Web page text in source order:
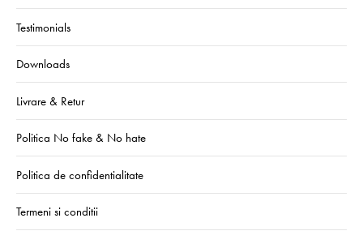
Testimonials
Downloads
Livrare & Retur
Politica No fake & No hate
Politica de confidentialitate
Termeni si conditii